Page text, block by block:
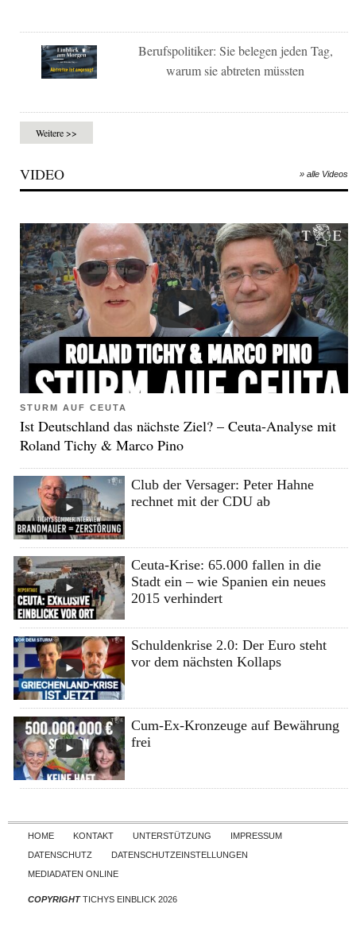
Berufspolitiker: Sie belegen jeden Tag,
warum sie abtreten müssten
Weitere >>
VIDEO » alle Videos
STURM AUF CEUTA
Ist Deutschland das nächste Ziel? – Ceuta-Analyse mit
Roland Tichy & Marco Pino
Club der Versager: Peter Hahne
rechnet mit der CDU ab
Ceuta-Krise: 65.000 fallen in die
Stadt ein – wie Spanien ein neues
2015 verhindert
Schuldenkrise 2.0: Der Euro steht
vor dem nächsten Kollaps
Cum-Ex-Kronzeuge auf Bewährung
frei
Skip to content
HOME KONTAKT UNTERSTÜTZUNG
IMPRESSUM
DATENSCHUTZ
DATENSCHUTZEINSTELLUNGEN
MEDIADATEN ONLINE
COPYRIGHTTICHYS EINBLICK 2026